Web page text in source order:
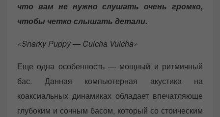
что вам не нужно слушать очень громко,
чтобы четко слышать детали.
«Snarky Puppy — Culcha Vulcha»
Еще одна особенность — мощный и ритмичный
бас. Данная компьютерная акустика на
коаксиальных динамиках обладает впечатляюще
глубоким и сочным басом, который со стоическим